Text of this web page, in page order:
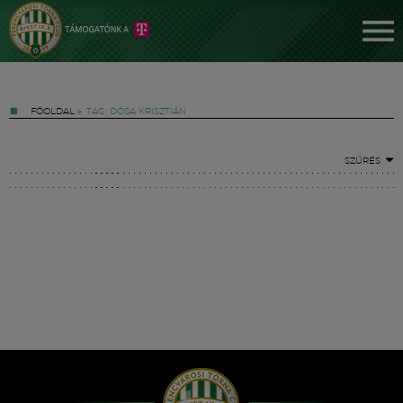
FŐOLDAL » TAG: DÓSA KRISZTIÁN
SZŰRÉS
Hírek